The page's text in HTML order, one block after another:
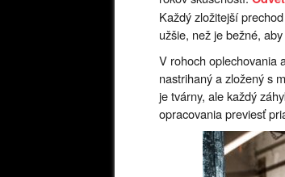
Každý zložitejší
užšie, než je bežné,
V rohoch oplechovania
nastrihaný a zložený s
je tvárny, ale každý
opracovania previesť